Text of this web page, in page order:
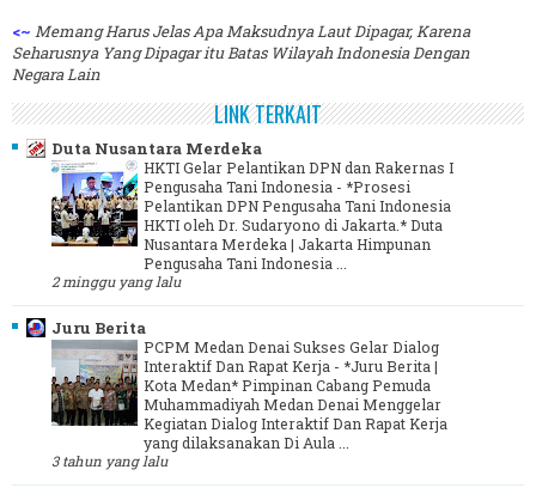
<~ Memang Harus Jelas Apa Maksudnya Laut Dipagar, Karena
Seharusnya Yang Dipagar itu Batas Wilayah Indonesia Dengan
Negara Lain
LINK TERKAIT
Duta Nusantara Merdeka
HKTI Gelar Pelantikan DPN dan Rakernas I
Pengusaha Tani Indonesia - *Prosesi
Pelantikan DPN Pengusaha Tani Indonesia
HKTI oleh Dr. Sudaryono di Jakarta.* Duta
Nusantara Merdeka | Jakarta Himpunan
Pengusaha Tani Indonesia ...
2 minggu yang lalu
Juru Berita
PCPM Medan Denai Sukses Gelar Dialog
Interaktif Dan Rapat Kerja - *Juru Berita |
Kota Medan* Pimpinan Cabang Pemuda
Muhammadiyah Medan Denai Menggelar
Kegiatan Dialog Interaktif Dan Rapat Kerja
yang dilaksanakan Di Aula ...
3 tahun yang lalu